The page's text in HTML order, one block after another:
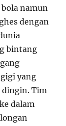
namun
dengan
bintang
yang
dingin. Tim
dalam